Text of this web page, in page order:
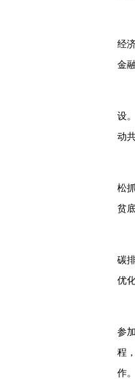
经
金
设
动
松
贫
碳
优
参
程
作。